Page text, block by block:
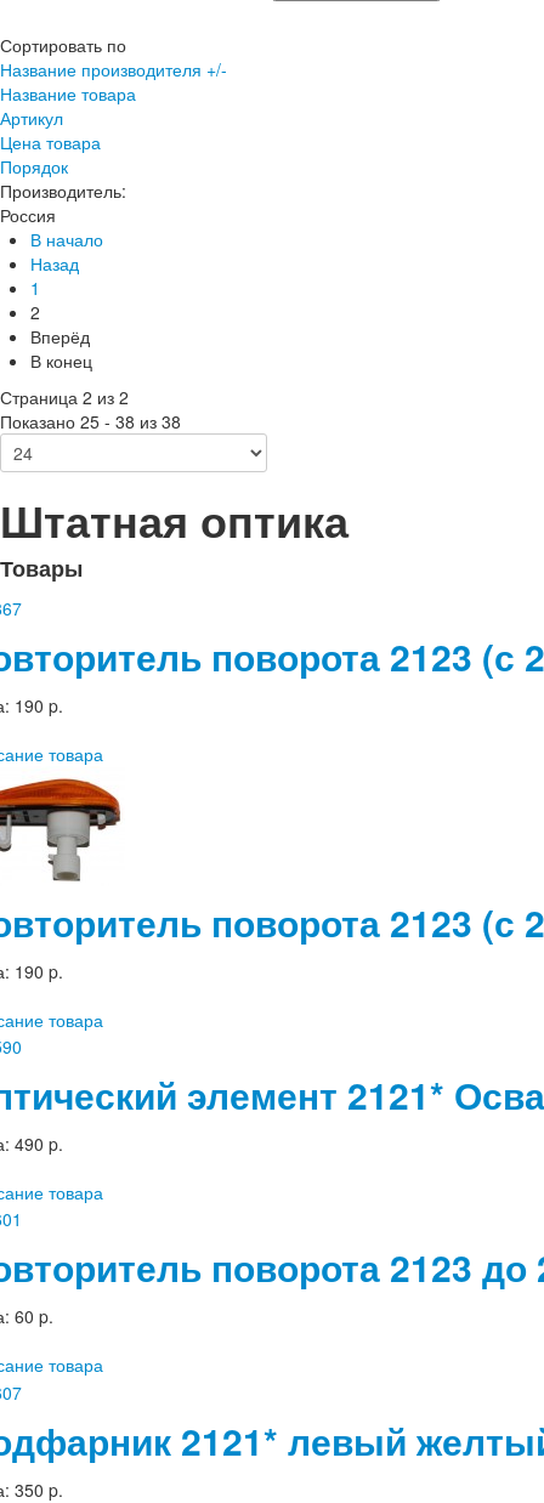
Сортировать по
Название производителя +/-
Название товара
Артикул
Цена товара
Порядок
Производитель:
Россия
В начало
Назад
1
2
Вперёд
В конец
Страница 2 из 2
Показано 25 - 38 из 38
Штатная оптика
Товары
поворота 2123 (с
190 p.
товара
поворота 2123 (с
190 p.
товара
элемент 2121*
490 p.
товара
поворота 2123
60 p.
товара
2121* левый
350 p.